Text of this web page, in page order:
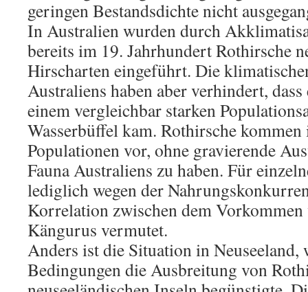
geringen Bestandsdichte nicht
In Australien wurden durch
bereits im 19. Jahrhundert Rothirsche
Hirscharten eingeführt. Die
Australiens haben aber verhindert,
einem vergleichbar starken
Wasserbüffel kam. Rothirsche
Populationen vor, ohne gravierende
Fauna Australiens zu haben. Für
lediglich wegen der
Korrelation zwischen dem
Kängurus vermutet.
Anders ist die Situation in
Bedingungen die Ausbreitung von